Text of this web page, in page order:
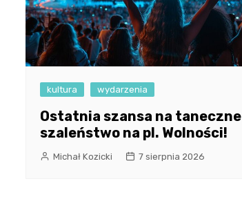
kultura wydarzenia
Ostatnia szansa na taneczne
szaleństwo na pl. Wolności!
Michał Kozicki 7 sierpnia 2026